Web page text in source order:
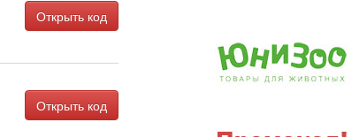
Открыть код
Открыть код